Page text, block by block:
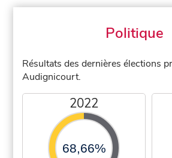
Politique
Résultats des dernières élections
Audignicourt.
2022
68,66%